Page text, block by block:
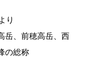
り
岳、前穂高岳、西
の総称